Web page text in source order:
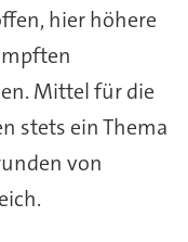
hier höhere
Mittel für die
stets ein Thema
von